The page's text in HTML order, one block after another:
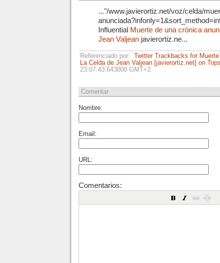
..."/www.javierortiz.net/voz/celda/
Influential Muerte de una crónica
Jean Valjean javierortiz.ne...
Referenciado por:
Twitter Trackbacks for
La Celda de Jean Valjean [javierortiz.net] on
23:07:43.643000 GMT+2
Comentar
Nombre:
Email:
URL:
Comentarios: